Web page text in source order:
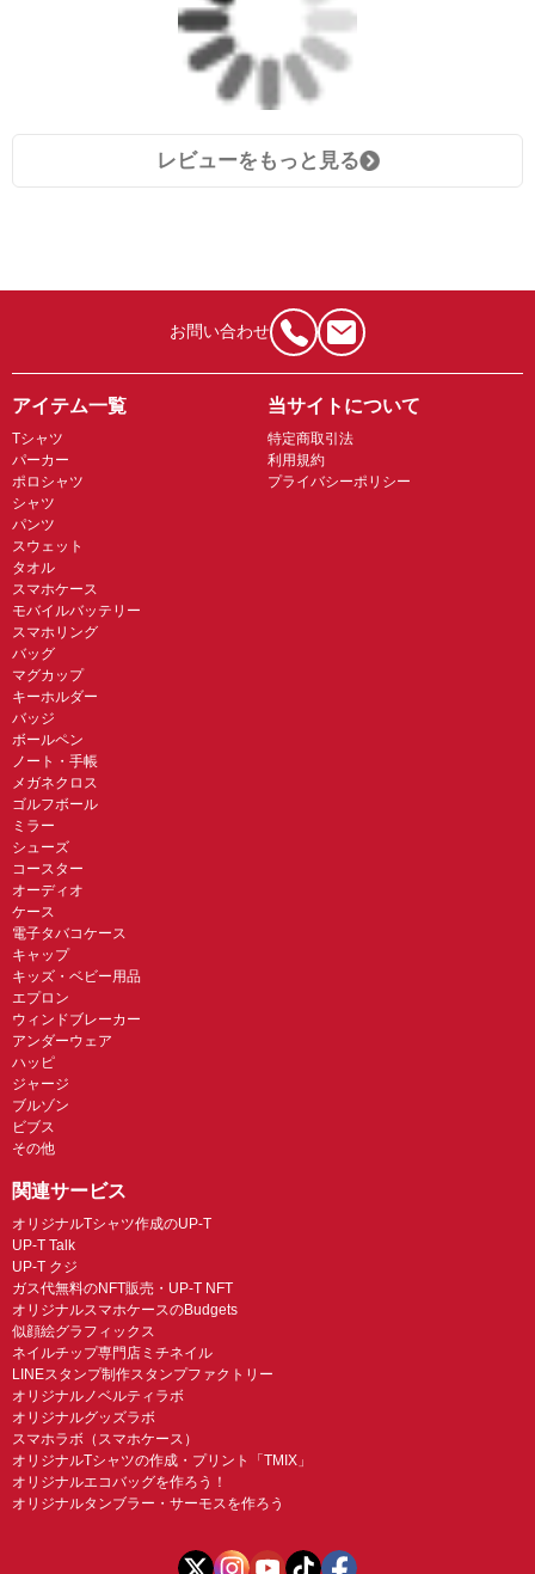
レビューをもっと見る
お問い合わせ
アイテム一覧
Tシャツ
パーカー
ポロシャツ
シャツ
パンツ
スウェット
タオル
スマホケース
モバイルバッテリー
スマホリング
バッグ
マグカップ
キーホルダー
バッジ
ボールペン
ノート・手帳
メガネクロス
ゴルフボール
ミラー
シューズ
コースター
オーディオ
ケース
電子タバコケース
キャップ
キッズ・ベビー用品
エプロン
ウィンドブレーカー
アンダーウェア
ハッピ
ジャージ
ブルゾン
ビブス
その他
当サイトについて
特定商取引法
利用規約
プライバシーポリシー
関連サービス
オリジナルTシャツ作成のUP-T
UP-T Talk
UP-T クジ
ガス代無料のNFT販売・UP-T NFT
オリジナルスマホケースのBudgets
似顔絵グラフィックス
ネイルチップ専門店ミチネイル
LINEスタンプ制作スタンプファクトリー
オリジナルノベルティラボ
オリジナルグッズラボ
スマホラボ（スマホケース）
オリジナルTシャツの作成・プリント「TMIX」
オリジナルエコバッグを作ろう！
オリジナルタンブラー・サーモスを作ろう